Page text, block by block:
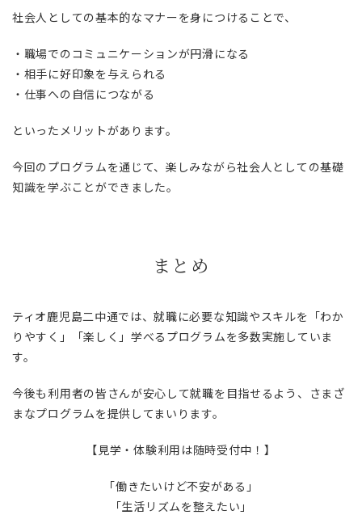
社会人としての基本的なマナーを身につけることで、
・職場でのコミュニケーションが円滑になる
・相手に好印象を与えられる
・仕事への自信につながる
といったメリットがあります。
今回のプログラムを通じて、楽しみながら社会人としての基礎
知識を学ぶことができました。
まとめ
ティオ鹿児島二中通では、就職に必要な知識やスキルを「わか
りやすく」「楽しく」学べるプログラムを多数実施していま
す。
今後も利用者の皆さんが安心して就職を目指せるよう、さまざ
まなプログラムを提供してまいります。
【見学・体験利用は随時受付中！】
「働きたいけど不安がある」
「生活リズムを整えたい」